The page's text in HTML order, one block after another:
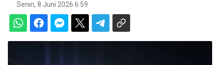
Senin, 8 Juni 2026 6:59